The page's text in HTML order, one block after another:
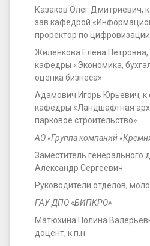
Казаков Олег Дмитриевич,
зав.кафедрой
проректор по цифровизации
Жиленкова Елена Петровна,
кафедры «Экономика,
оценка бизнеса»
Адамович Игорь Юрьевич,
кафедры «Ландшафтная
парковое строительство»
АО «Группа компаний
Заместитель генерального
Александр Сергеевич
Руководители отделов,
ГАУ ДПО «БИПКРО»
Матюхина Полина
доцент, к.п.н.